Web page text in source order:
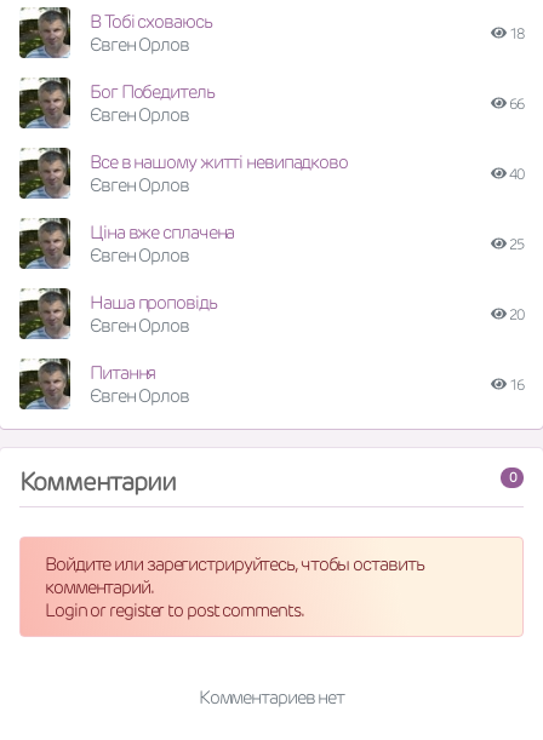
В Тобі сховаюсь
Євген Орлов
18
Бог Победитель
Євген Орлов
66
Все в нашому житті невипадково
Євген Орлов
40
Ціна вже сплачена
Євген Орлов
25
Наша проповідь
Євген Орлов
20
Питання
Євген Орлов
16
0
Комментарии
Войдите или зарегистрируйтесь, чтобы оставить
комментарий.
Login or register to post comments.
Комментариев нет